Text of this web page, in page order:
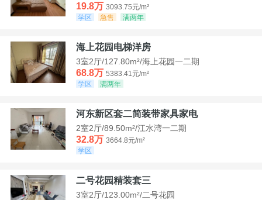
19.8万 3093.75元/m²
学区
急售 满两年
海上花园电梯洋房
3室2厅/127.80m²/海上花园一二期
68.8万 5383.41元/m²
学区
满两年
河东新区套二简装带家具家电
2室2厅/89.50m²/江水湾一二期
32.8万 3664.8元/m²
学区
二号花园精装套三
3室2厅/123.00m²/二号花园